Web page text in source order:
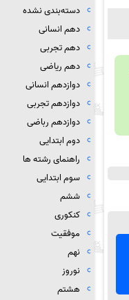
دسته‌بندی نشده
دهم انسانی
دهم تجربی
دهم ریاضی
دوازدهم انسانی
دوازدهم تجربی
دوازدهم رباضی
دوم ابتدایی
راهنمای رشته ها
سوم ابتدایی
ششم
کنکوری
موفقیت
نهم
نوروز
هشتم